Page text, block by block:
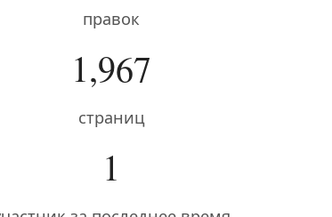
правок
1,967
страниц
1